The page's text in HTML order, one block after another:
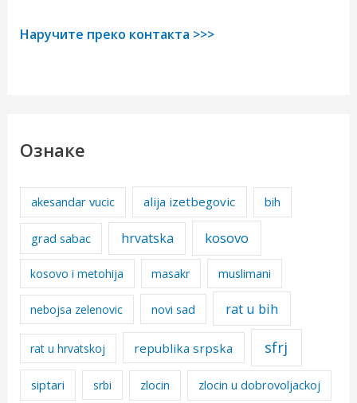
Наручите преко контакта >>>
Ознаке
akesandar vucic alija izetbegovic bih
grad sabac hrvatska kosovo
kosovo i metohija masakr muslimani
nebojsa zelenovic novi sad rat u bih
rat u hrvatskoj republika srpska sfrj
siptari srbi zlocin zlocin u dobrovoljackoj